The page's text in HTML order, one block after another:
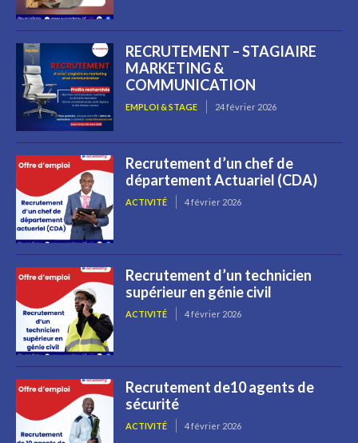
RECRUTEMENT – STAGIAIRE
MARKETING &
COMMUNICATION
EMPLOI & STAGE 24 février 2026
Recrutement d’un chef de
département Actuariel (CDA)
ACTIVITÉ 4 février 2026
Recrutement d’un technicien
supérieur en génie civil
ACTIVITÉ 4 février 2026
Recrutement de10 agents de
sécurité
ACTIVITÉ 4 février 2026